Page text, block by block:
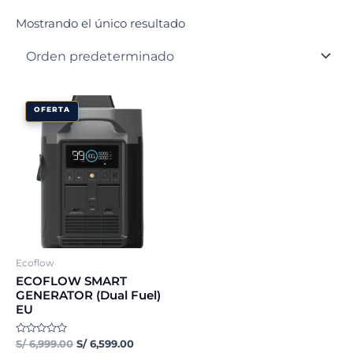
Mostrando el único resultado
OFERTA
Ecoflow
ECOFLOW SMART
GENERATOR (Dual Fuel)
EU
Valorado
S/6,999.00
El
precio
original
era:
S/ 6,999.00.
S/6,599.00
precio
actual
es: